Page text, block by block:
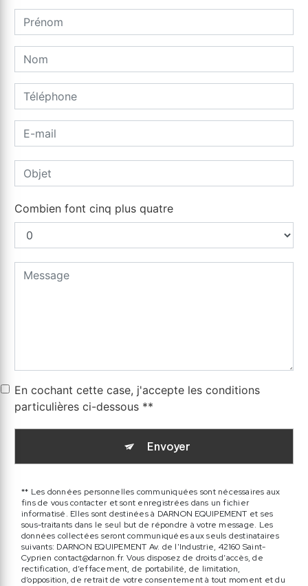
Combien font cinq plus quatre
En cochant cette case, j'accepte les conditions
particulières ci-dessous **
Envoyer
** Les données personnelles communiquées sont nécessaires aux
fins de vous contacter et sont enregistrées dans un fichier
informatisé. Elles sont destinées à DARNON EQUIPEMENT et ses
sous-traitants dans le seul but de répondre à votre message. Les
données collectées seront communiquées aux seuls destinataires
suivants: DARNON EQUIPEMENT Av. de l'Industrie, 42160 Saint-
Cyprien contact@darnon.fr. Vous disposez de droits d’accès, de
rectification, d’effacement, de portabilité, de limitation,
d’opposition, de retrait de votre consentement à tout moment et du